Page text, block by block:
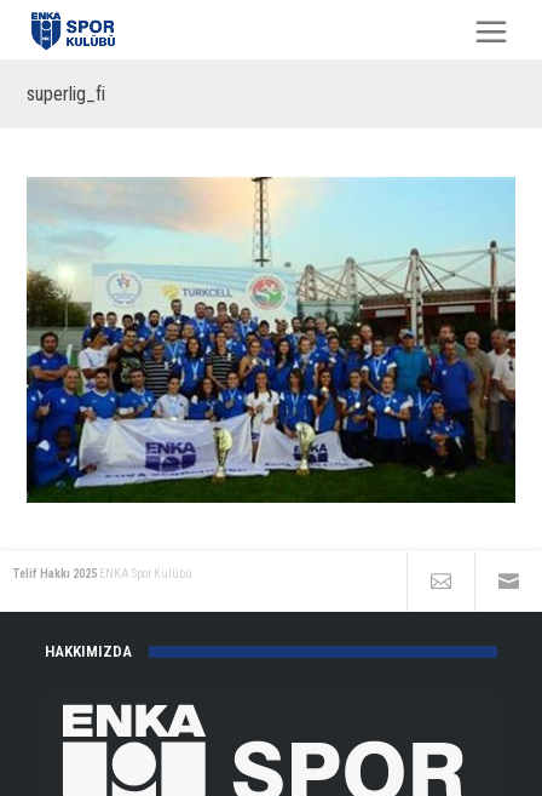
superlig_fi
Telif Hakkı 2025 ENKA Spor Kulübü
HAKKIMIZDA